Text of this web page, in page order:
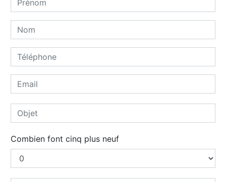
Combien font cinq plus neuf